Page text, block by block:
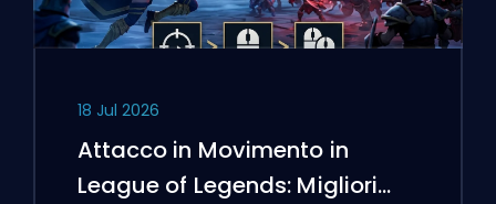
18 Jul 2026
Attacco in Movimento in
League of Legends: Migliori